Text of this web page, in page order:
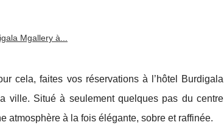
Mgallery à...
cela, faites vos réservations à l’hôtel Burdigala
ville. Situé à seulement quelques pas du centre
atmosphère à la fois élégante, sobre et raffinée.